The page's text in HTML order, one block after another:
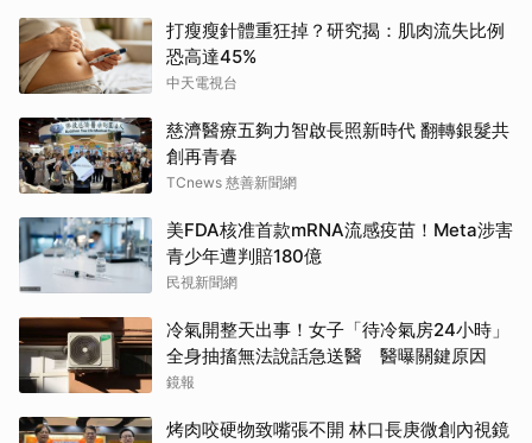
打瘦瘦針體重狂掉？研究揭：肌肉流失比例
恐高達45%
中天電視台
慈濟醫療五夠力智啟長照新時代 翻轉銀髮共
創再青春
TCnews 慈善新聞網
美FDA核准首款mRNA流感疫苗！Meta涉害
青少年遭判賠180億
民視新聞網
冷氣開整天出事！女子「待冷氣房24小時」
全身抽搐無法說話急送醫 醫曝關鍵原因
鏡報
烤肉咬硬物致嘴張不開 林口長庚微創內視鏡